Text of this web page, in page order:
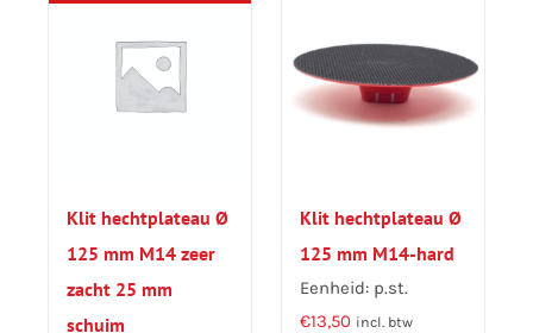
Klit hechtplateau Ø
125 mm M14 zeer
zacht 25 mm
schuim
Klit hechtplateau Ø
125 mm M14-hard
Eenheid: p.st.
€13,50 incl. btw